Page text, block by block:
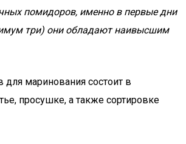
помидоров, именно в первые дни
три) они обладают наивысшим
для маринования состоит в
просушке, а также сортировке